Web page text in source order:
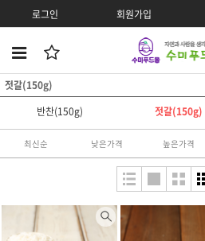
로그인 회원가입
젓갈(150g)
반찬(150g)
젓갈(150g)
최신순 낮은가격 높은가격